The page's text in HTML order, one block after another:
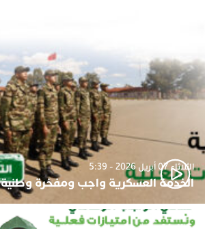
الثلاثاء 07 أبريل 2026 - 5:39
الخدمة العسكرية واجب ومفخرة وطنية